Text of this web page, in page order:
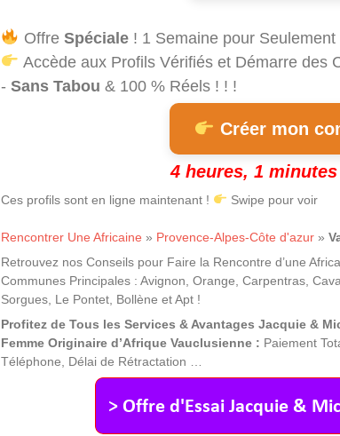
Offre Spéciale! 1 Semaine pour Seulement
Accède aux Profils Vérifiés et Démarre des
- Sans Tabou & 100 % Réels ! ! !
Créer mon
4 heures, 1
Ces profils sont en ligne maintenant ! Swipe pour voir
Rencontrer Une Africaine » Provence-Alpes-Côte d'azur »
Retrouvez nos Conseils pour Faire la Rencontre d’une
Communes Principales : Avignon, Orange, Carpentras,
Sorgues, Le Pontet, Bollène et Apt !
Profitez de Tous les Services & Avantages Jacquie &
Femme Originaire d’Afrique Vauclusienne : Paiement
Téléphone, Délai de Rétractation …